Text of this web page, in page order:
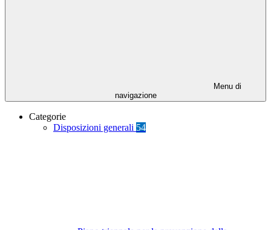
Menu di
navigazione
Categorie
Disposizioni generali 54